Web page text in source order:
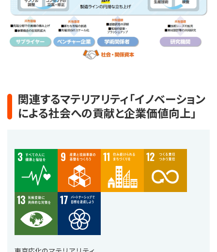
関連するマテリアリティ「イノベーション
による社会への貢献と企業価値向上」